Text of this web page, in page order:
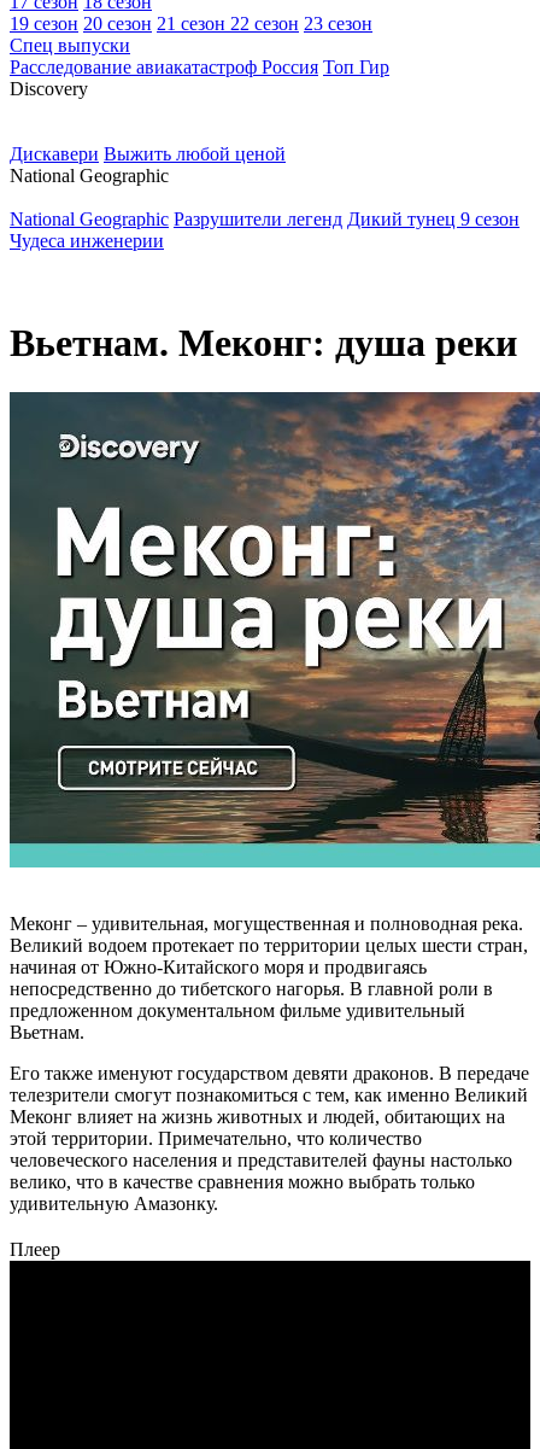
19 сезон 20 сезон 21 сезон 22 сезон 23 сезон
Спец выпуски
Расследование авиакатастроф Россия Топ Гир
Discovery
Дискавери Выжить любой ценой
National Geographic
National Geographic Разрушители легенд Дикий тунец 9 сезон
Чудеса инженерии
Вьетнам. Меконг: душа реки
Меконг – удивительная, могущественная и полноводная река.
Великий водоем протекает по территории целых шести стран,
начиная от Южно-Китайского моря и продвигаясь
непосредственно до тибетского нагорья. В главной роли в
предложенном документальном фильме удивительный
Вьетнам.
Его также именуют государством девяти драконов. В передаче
телезрители смогут познакомиться с тем, как именно Великий
Меконг влияет на жизнь животных и людей, обитающих на
этой территории. Примечательно, что количество
человеческого населения и представителей фауны настолько
велико, что в качестве сравнения можно выбрать только
удивительную Амазонку.
Плеер